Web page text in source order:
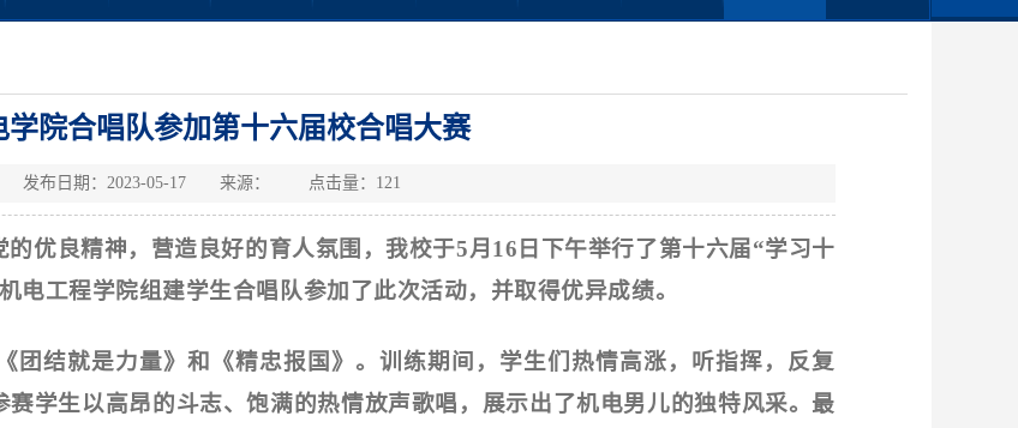
学院合唱队参加第十六届校合唱大赛
发布日期：2023-05-17 来源： 点击量： 121
优良精神，营造良好的育人氛围，我校于5月 16 日下午举行了第十六届“学习十
电工程学院组建学生合唱队参加了此次活动，并取得优异成绩。
结就是力量》和《精忠报国》。训练期间，学生们热情高涨，听指挥，反复
学生以高昂的斗志、饱满的热情放声歌唱，展示出了机电男儿的独特风采。最